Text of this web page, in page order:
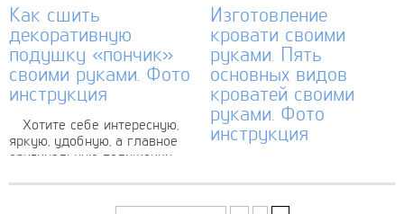
Как сшить
декоративную
подушку «пончик»
своими руками. Фото
инструкция
Хотите себе интересную,
яркую, удобную, а главное
оригинальную подушечку,
нестандартный ее тип,
Изготовление
кровати своими
руками. Пять
основных видов
кроватей своими
руками. Фото
инструкция
Кровать – это одна из